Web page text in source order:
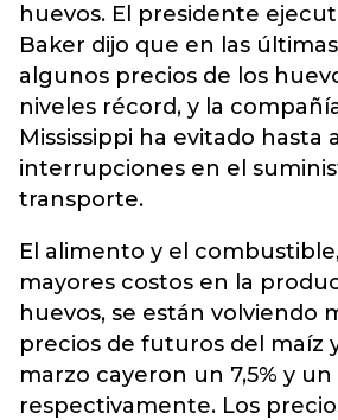
huevos. El presidente
Baker dijo que en las
algunos precios de los
niveles récord, y la
Mississippi ha evitado hasta
interrupciones en el
transporte.
El alimento y el
mayores costos en la
huevos, se están volviendo
precios de futuros del maíz
marzo cayeron un 7,5% y un
respectivamente. Los